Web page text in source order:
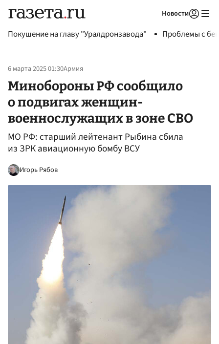
Новости
Покушение на главу "Уралдронзавода" Проблемы с
6 марта 2025 01:30Армия
Минобороны РФ сообщило
о подвигах женщин-
военнослужащих в зоне СВО
МО РФ: старший лейтенант Рыбина сбила
из ЗРК авиационную бомбу ВСУ
Игорь Рябов